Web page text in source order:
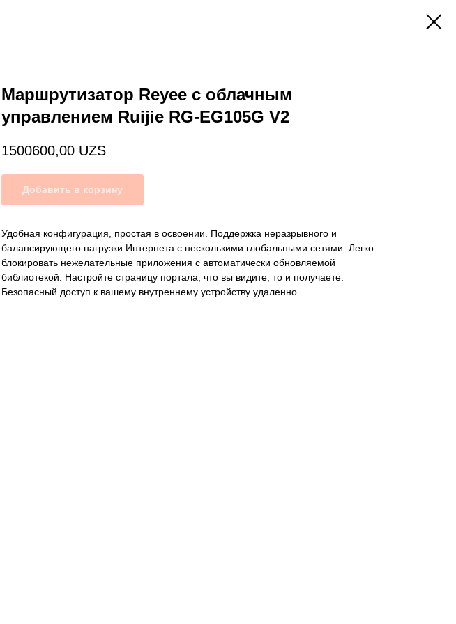
Маршрутизатор Reyee с облачным
управлением Ruijie RG-EG105G V2
1500600,00 UZS
Добавить в корзину
Удобная конфигурация, простая в освоении. Поддержка неразрывного и
балансирующего нагрузки Интернета с несколькими глобальными сетями. Легко
блокировать нежелательные приложения с автоматически обновляемой
библиотекой. Настройте страницу портала, что вы видите, то и получаете.
Безопасный доступ к вашему внутреннему устройству удаленно.